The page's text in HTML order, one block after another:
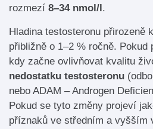
rozmezí 8–34 nmol/l .
Hladina testosteronu přirozeně
přibližně o 1–2 % ročně. Pokud
kdy začne ovlivňovat kvalitu
nedostatku testosteronu
nebo ADAM – Androgen
Pokud se tyto změny projeví
příznaků ve středním a vyšším